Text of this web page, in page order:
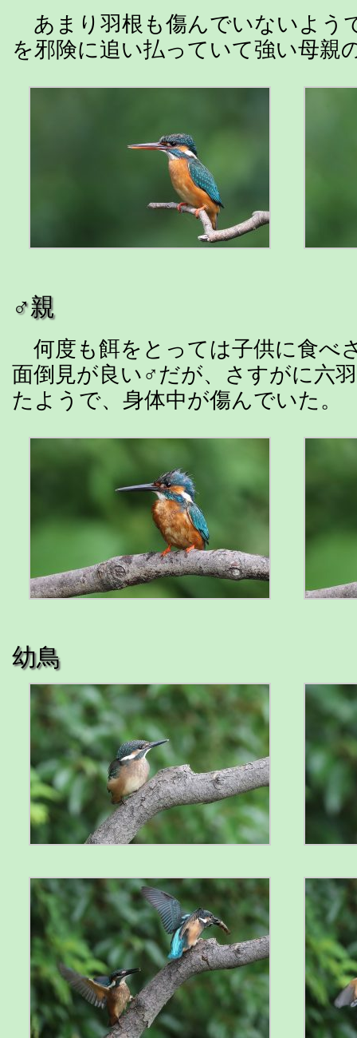
あまり羽根も傷んでいないよう
を邪険に追い払っていて強い母親
♂親
何度も餌をとっては子供に食べ
面倒見が良い♂だが、さすがに六
たようで、身体中が傷んでいた。
幼鳥